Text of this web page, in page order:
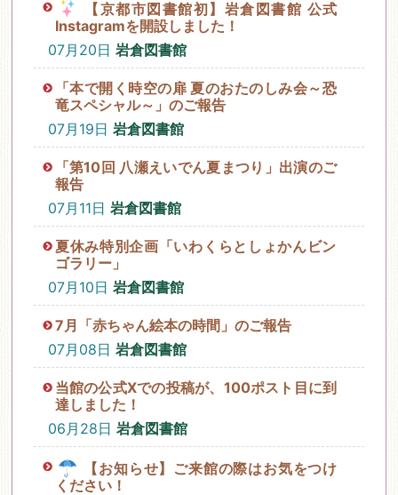
【京都市図書館初】岩倉図書館 公式
Instagramを開設しました！
07月20日 岩倉図書館
「本で開く時空の扉 夏のおたのしみ会～恐
竜スペシャル～」のご報告
07月19日 岩倉図書館
「第10回 八瀬えいでん夏まつり」出演のご
報告
07月11日 岩倉図書館
夏休み特別企画「いわくらとしょかんビン
ゴラリー」
07月10日 岩倉図書館
7月「赤ちゃん絵本の時間」のご報告
07月08日 岩倉図書館
当館の公式Xでの投稿が、100ポスト目に到
達しました！
06月28日 岩倉図書館
【お知らせ】ご来館の際はお気をつけ
ください！